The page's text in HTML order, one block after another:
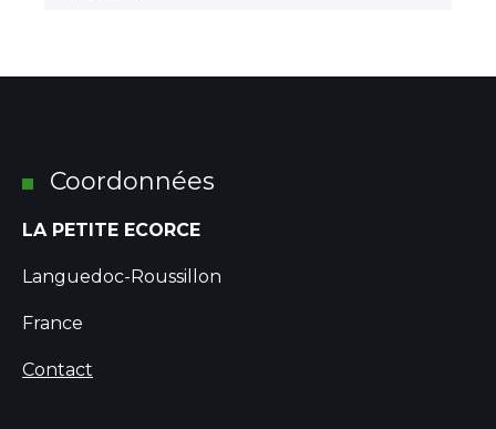
Coordonnées
LA PETITE ECORCE
Languedoc-Roussillon
France
Contact